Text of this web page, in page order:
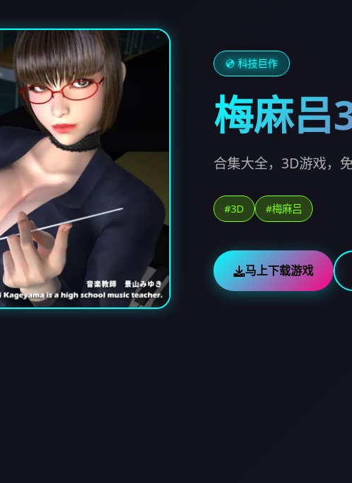
💿 科技巨作
梅麻吕
合集大全，3D游戏，
#3D #梅麻吕
马上下载游戏